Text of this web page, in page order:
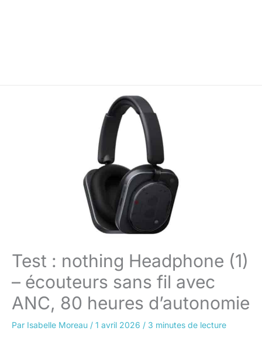
Test : nothing Headphone (1)
– écouteurs sans fil avec
ANC, 80 heures d’autonomie
Par Isabelle Moreau / 1 avril 2026 / 3 minutes de lecture